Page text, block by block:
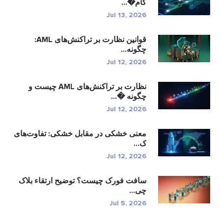
کام�...
Jul 13, 2026
قوانین نظارت بر تراکنش‌های AML:
چگونه...
Jul 12, 2026
نظارت بر تراکنش‌های AML چیست و
چگونه �...
Jul 12, 2026
معنی خشکی در مقابل خشکی: تفاوت‌های
ک...
Jul 12, 2026
سافت فورک چیست؟ توضیح ارتقاء بلاک
چی...
Jul 5, 2026